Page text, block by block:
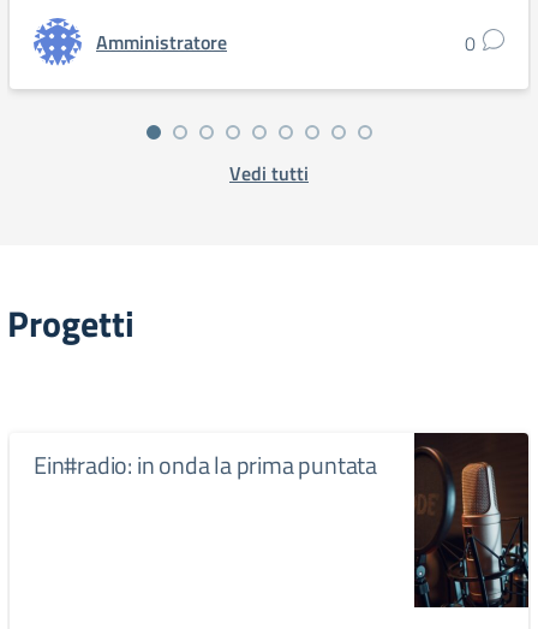
Amministratore 0
Vedi tutti
Progetti
Ein#radio: in onda la prima puntata